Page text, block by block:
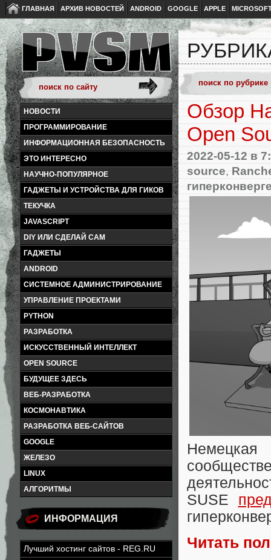
ГЛАВНАЯ АРХИВ НОВОСТЕЙ ANDROID GOOGLE APPLE
НОВОСТИ
ПРОГРАММИРОВАНИЕ
ИНФОРМАЦИОННАЯ БЕЗОПАСНОСТЬ
ЭТО ИНТЕРЕСНО
НАУЧНО-ПОПУЛЯРНОЕ
ГАДЖЕТЫ И УСТРОЙСТВА ДЛЯ ГИКОВ
ТЕКУЧКА
JAVASCRIPT
DIY ИЛИ СДЕЛАЙ САМ
ГАДЖЕТЫ
ANDROID
СИСТЕМНОЕ АДМИНИСТРИРОВАНИЕ
УПРАВЛЕНИЕ ПРОЕКТАМИ
PYTHON
РАЗРАБОТКА
ИСКУССТВЕННЫЙ ИНТЕЛЛЕКТ
OPEN SOURCE
БУДУЩЕЕ ЗДЕСЬ
ВЕБ-РАЗРАБОТКА
КОСМОНАВТИКА
РАЗРАБОТКА ВЕБ-САЙТОВ
GOOGLE
ЖЕЛЕЗО
LINUX
АЛГОРИТМЫ
ИНФОРМАЦИЯ
Лучший хостинг сайтов - REG.RU
Обзор
Open
2022-05-12 в
source,
SUSE
Читать